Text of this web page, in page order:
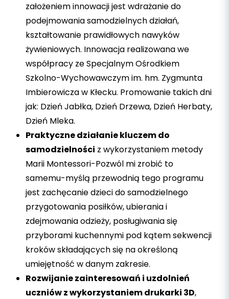
założeniem innowacji jest wdrażanie do
podejmowania samodzielnych działań,
kształtowanie prawidłowych nawyków
żywieniowych. Innowacja realizowana we
współpracy ze Specjalnym Ośrodkiem
Szkolno-Wychowawczym im. hm. Zygmunta
Imbierowicza w Kłecku. Promowanie takich dni
jak: Dzień Jabłka, Dzień Drzewa, Dzień Herbaty,
Dzień Mleka.
Praktyczne działanie kluczem do
samodzielności z wykorzystaniem metody
Marii Montessori-Pozwól mi zrobić to
samemu-myślą przewodnią tego programu
jest zachęcanie dzieci do samodzielnego
przygotowania posiłków, ubierania i
zdejmowania odzieży, posługiwania się
przyborami kuchennymi pod kątem sekwencji
kroków składających się na określoną
umiejętność w danym zakresie.
Rozwijanie zainteresowań i uzdolnień
uczniów z wykorzystaniem drukarki 3D,